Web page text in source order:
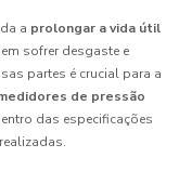
a prolongar a vida útil
sofrer desgaste e
partes é crucial para a
de pressão
das especificações